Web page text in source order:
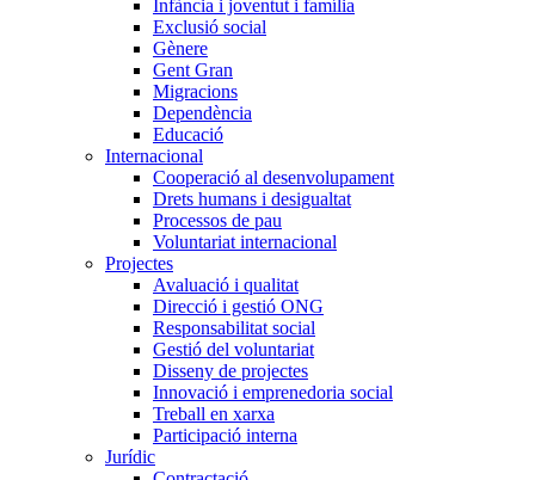
Infància i joventut i família
Exclusió social
Gènere
Gent Gran
Migracions
Dependència
Educació
Internacional
Cooperació al desenvolupament
Drets humans i desigualtat
Processos de pau
Voluntariat internacional
Projectes
Avaluació i qualitat
Direcció i gestió ONG
Responsabilitat social
Gestió del voluntariat
Disseny de projectes
Innovació i emprenedoria social
Treball en xarxa
Participació interna
Jurídic